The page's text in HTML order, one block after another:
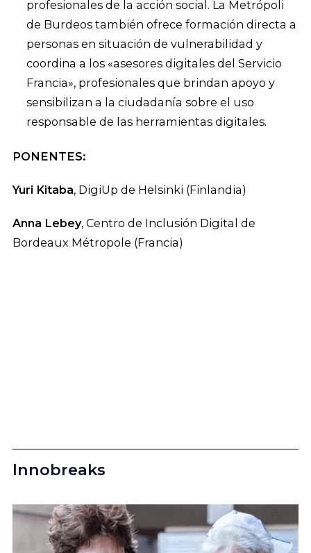
profesionales de la acción social. La Metrópoli
de Burdeos también ofrece formación directa a
personas en situación de vulnerabilidad y
coordina a los «asesores digitales del Servicio
Francia», profesionales que brindan apoyo y
sensibilizan a la ciudadanía sobre el uso
responsable de las herramientas digitales.
PONENTES:
Yuri Kitaba, DigiUp de Helsinki (Finlandia)
Anna Lebey, Centro de Inclusión Digital de
Bordeaux Métropole (Francia)
Innobreaks